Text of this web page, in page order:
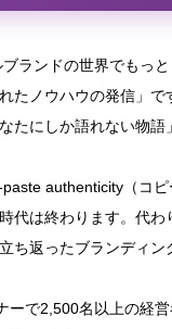
ランドの世界でもっ
たノウハウの発信」で
たにしか語れない物語
authenticity（コ
代は終わります。代わ
ち返ったブランディン
ーで2,500名以上の経